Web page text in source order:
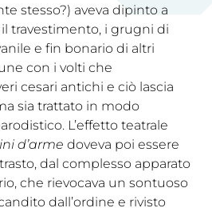
stesso?) aveva dipinto a
travestimento, i grugni di
e fin bonario di altri
con i volti che
cesari antichi e ciò lascia
sia trattato in modo
L’effetto teatrale
d’arme doveva poi essere
dal complesso apparato
che rievocava un sontuoso
dall’ordine e rivisto